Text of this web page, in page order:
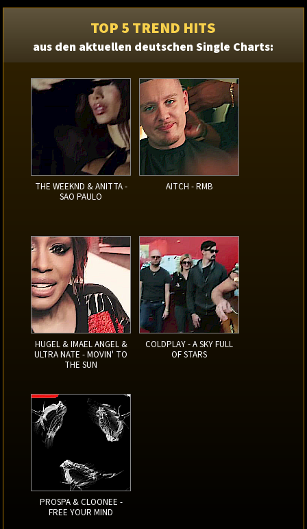
TOP 5 TREND HITS
aus den aktuellen deutschen Single Charts:
THE WEEKND & ANITTA -
SAO PAULO
AITCH - RMB
HUGEL & IMAEL ANGEL &
ULTRA NATE - MOVIN' TO
THE SUN
COLDPLAY - A SKY FULL
OF STARS
PROSPA & CLOONEE -
FREE YOUR MIND